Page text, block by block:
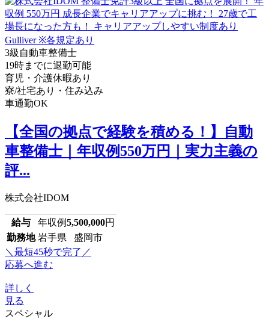
3級自動車整備士
19時までに退勤可能
育児・介護休暇あり
寮/社宅あり・住み込み
車通勤OK
【全国の拠点で経験を積める！】自動
車整備士｜年収例550万円｜実力主義の
評...
株式会社IDOM
給与 年収例5,500,000円
勤務地 岩手県 盛岡市
＼最短45秒で完了／
応募へ進む
詳しく
見る
スペシャル